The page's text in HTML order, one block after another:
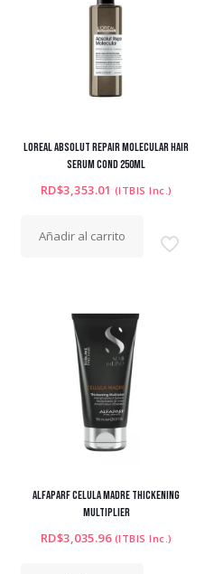
LOREAL ABSOLUT REPAIR MOLECULAR HAIR
SERUM COND 250ML
RD$3,353.01 (ITBIS Inc.)
Añadir al carrito
ALFAPARF CELULA MADRE THICKENING
MULTIPLIER
RD$3,035.96 (ITBIS Inc.)